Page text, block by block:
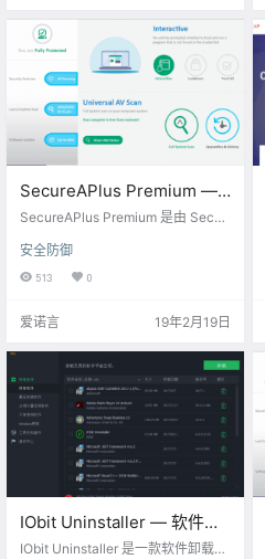
都被主密码保护，主密码只有你知
道。 现在 1Password 官网正在做活
动，免费领取 1Password 家庭版一
年…
SecureAPlus Premium —
安全软件[PC][$39.98→0]
SecureAPlus Premium 是由 Secur
软件。SecureAPlus Premium 集成
了反病毒软件和应用程序白名单功
能，如果已经安装了其他杀毒软
ecureAPlus 采用的是 ClamAV 反病
执行可疑或恶意程序，检测后门或
木马，同时也为用户提供实时保
护。Se…
安全防御
513 0
爱诺言 19年2月19日
IObit Uninstaller — 软件卸
载工具[PC][$29.99→0]
IObit Uninstaller 是一款软件卸载工